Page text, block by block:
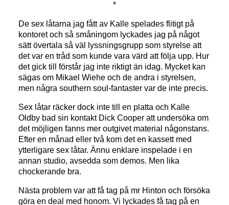
*
De sex låtarna jag fått av Kalle spelades flitigt på
kontoret och så småningom lyckades jag på något
sätt övertala så väl lyssningsgrupp som styrelse att
det var en tråd som kunde vara värd att följa upp. Hur
det gick till förstår jag inte riktigt än idag. Mycket kan
sägas om Mikael Wiehe och de andra i styrelsen,
men några southern soul-fantaster var de inte precis.
Sex låtar räcker dock inte till en platta och Kalle
Oldby bad sin kontakt Dick Cooper att undersöka om
det möjligen fanns mer outgivet material någonstans.
Efter en månad eller två kom det en kassett med
ytterligare sex låtar. Ännu enklare inspelade i en
annan studio, avsedda som demos. Men lika
chockerande bra.
Nästa problem var att få tag på mr Hinton och försöka
göra en deal med honom. Vi lyckades få tag på en